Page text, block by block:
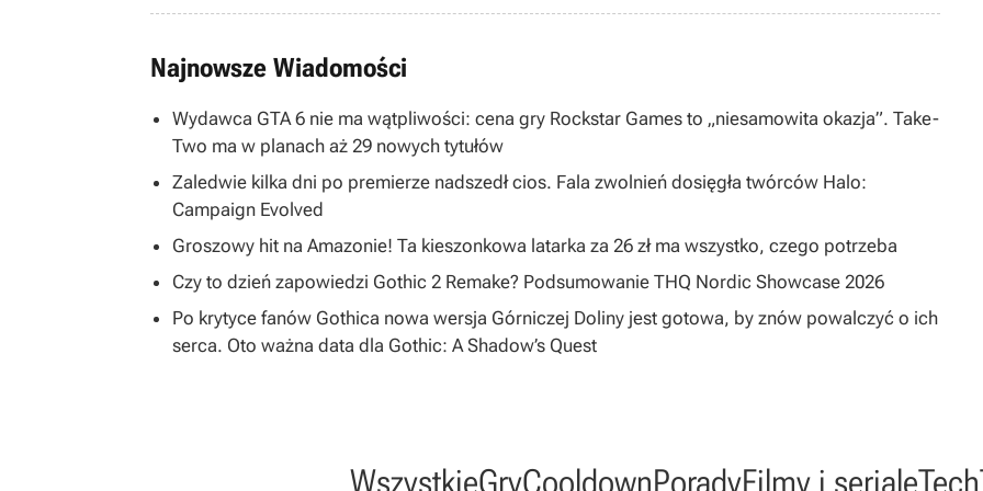
Najnowsze Wiadomości
Wydawca GTA 6 nie ma wątpliwości: cena gry Rockstar Games to „niesamowita okazja”. Take-
Two ma w planach aż 29 nowych tytułów
Zaledwie kilka dni po premierze nadszedł cios. Fala zwolnień dosięgła twórców Halo:
Campaign Evolved
Groszowy hit na Amazonie! Ta kieszonkowa latarka za 26 zł ma wszystko, czego potrzeba
Czy to dzień zapowiedzi Gothic 2 Remake? Podsumowanie THQ Nordic Showcase 2026
Po krytyce fanów Gothica nowa wersja Górniczej Doliny jest gotowa, by znów powalczyć o ich
serca. Oto ważna data dla Gothic: A Shadow’s Quest
WszystkieGryCooldownPoradyFilmy i serialeTech